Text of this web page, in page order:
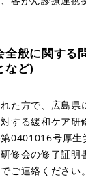
全般に関する
など)
た方で、広島県
する緩和ケア
0401016号厚生
修会の修了証明
ご連絡ください。